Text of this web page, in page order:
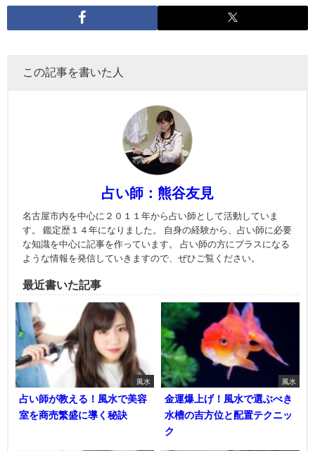
この記事を書いた人
占い師：熊谷友見
名古屋市内を中心に２０１１年から占い師として活動していま
す。 鑑定歴１４年になりました。 自身の経験から、占い師に必要
な知識を中心に記事を作っています。 占い師の方にプラスになる
ような情報を発信していきますので、ぜひご覧ください。
最近書いた記事
風水
占い師が教える！風水で美容
室を商売繁盛に導く秘訣
風水
金運爆上げ！風水で選ぶべき
水槽の吉方位と配置テクニッ
ク